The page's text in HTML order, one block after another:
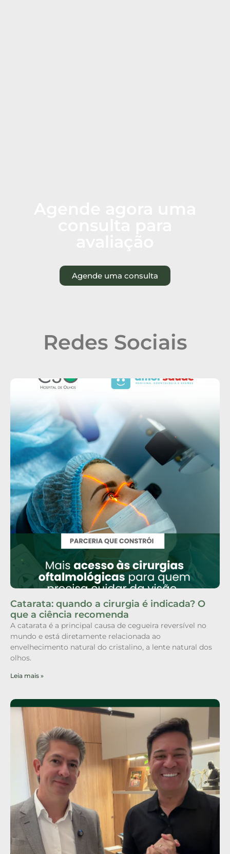
Agende uma consulta
Redes Sociais
Catarata: quando a cirurgia é indicada? O
que a ciência recomenda
A catarata é a principal causa de cegueira reversível no
mundo e está diretamente relacionada ao
envelhecimento natural do cristalino, a lente natural dos
olhos.
Leia mais »